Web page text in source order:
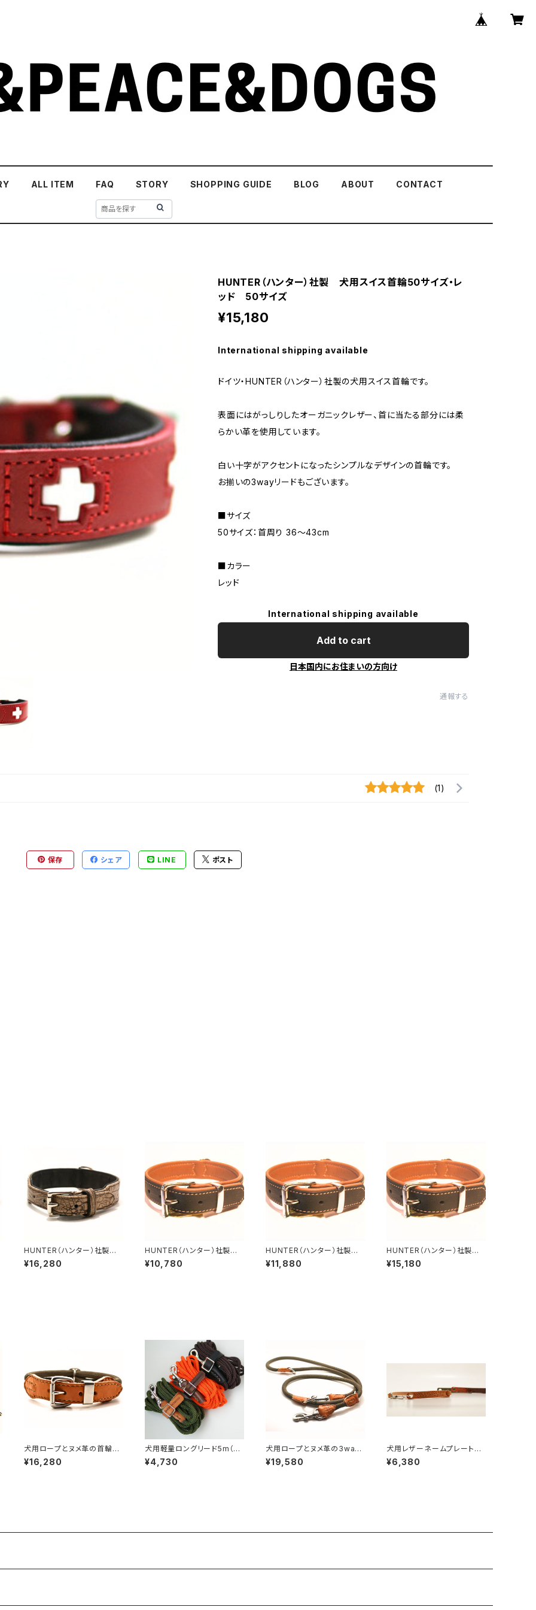
ALL ITEM FAQ STORY SHOPPING GUIDE BLOG ABOUT CONTACT
HUNTER（ハンター）社製 犬用スイス首輪50サイズ・レ
ッド 50サイズ
¥15,180
International shipping available
ドイツ・HUNTER（ハンター）社製の犬用スイス首輪です。
表面にはがっしりしたオーガニックレザー、首に当たる部分には柔
らかい革を使用しています。
白い十字がアクセントになったシンプルなデザインの首輪です。
お揃いの3wayリードもございます。
■サイズ
50サイズ：首周り 36〜43cm
■カラー
レッド
International shipping available
Add to cart
日本国内にお住まいの方向け
通報する
(1)
保存 シェア LINE ポスト
HUNTER（ハンター）社製
犬用クロコダイルレザー首
輪 65サイズ
¥16,280
HUNTER（ハンター）社製
犬用カナディアン・エルクレザ
ー首輪 30サイズ
¥10,780
HUNTER（ハンター）社製
犬用カナディアン・エルクレザ
ー首輪 35サイズ
¥11,880
HUNTER（ハンター）社製
犬用カナディアン・エルクレザ
ー首輪 55サイズ
¥15,180
犬用ロープとヌメ革の首輪
オーダーサイズ31〜49cm
【受注製作】LOVE＆PEACE＆
¥16,280
犬用軽量ロングリード5m（超
小型犬・小型犬向け）【受注製
作】LOVE&PEACE&DOGS
¥4,730
犬用ロープとヌメ革の3way
リード200cm 【受注製作】L
OVE&PEACE&DOGSオリジ
¥19,580
犬用レザーネームプレートチ
ョーカー（迷子札）｜長さ39c
mまで 【受注製作】LOVE&P
¥6,380